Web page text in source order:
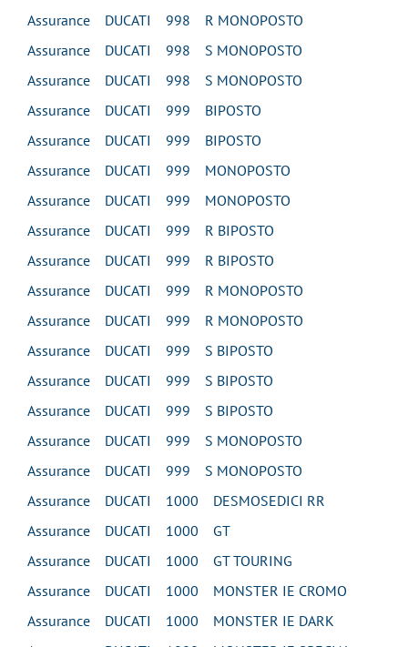
Assurance DUCATI 998 R MONOPOSTO
Assurance DUCATI 998 S MONOPOSTO
Assurance DUCATI 998 S MONOPOSTO
Assurance DUCATI 999 BIPOSTO
Assurance DUCATI 999 BIPOSTO
Assurance DUCATI 999 MONOPOSTO
Assurance DUCATI 999 MONOPOSTO
Assurance DUCATI 999 R BIPOSTO
Assurance DUCATI 999 R BIPOSTO
Assurance DUCATI 999 R MONOPOSTO
Assurance DUCATI 999 R MONOPOSTO
Assurance DUCATI 999 S BIPOSTO
Assurance DUCATI 999 S BIPOSTO
Assurance DUCATI 999 S BIPOSTO
Assurance DUCATI 999 S MONOPOSTO
Assurance DUCATI 999 S MONOPOSTO
Assurance DUCATI 1000 DESMOSEDICI RR
Assurance DUCATI 1000 GT
Assurance DUCATI 1000 GT TOURING
Assurance DUCATI 1000 MONSTER IE CROMO
Assurance DUCATI 1000 MONSTER IE DARK